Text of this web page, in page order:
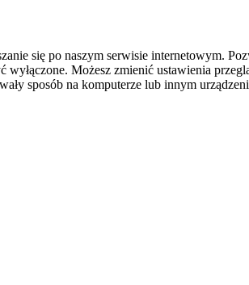
się po naszym serwisie internetowym.
Możesz zmienić ustawienia
sposób na komputerze lub innym